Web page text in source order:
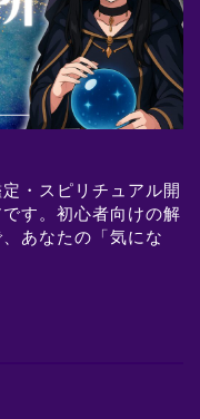
・スピリチュアル開
す。初心者向けの解
あなたの「気にな